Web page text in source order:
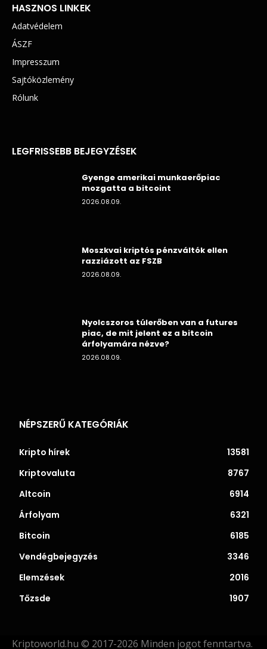
HASZNOS LINKEK
Adatvédelem
ÁSZF
Impresszum
Sajtóközlemény
Rólunk
LEGFRISSEBB BEJEGYZÉSEK
Gyenge amerikai munkaerőpiac
mozgatta a bitcoint
2026.08.09.
Moszkvai kriptós pénzváltók ellen
razziázott az FSZB
2026.08.09.
Nyolcszoros túlerőben van a futures
piac, de mit jelent ez a bitcoin
árfolyamára nézve?
2026.08.09.
NÉPSZERŰ KATEGÓRIÁK
Kripto hírek
13581
Kriptovaluta
8767
Altcoin
6914
Árfolyam
6321
Bitcoin
6185
Vendégbejegyzés
3346
Elemzések
2016
Tőzsde
1907
Kriptoworld.hu © 2017-2026 Minden jogot fenntartva.